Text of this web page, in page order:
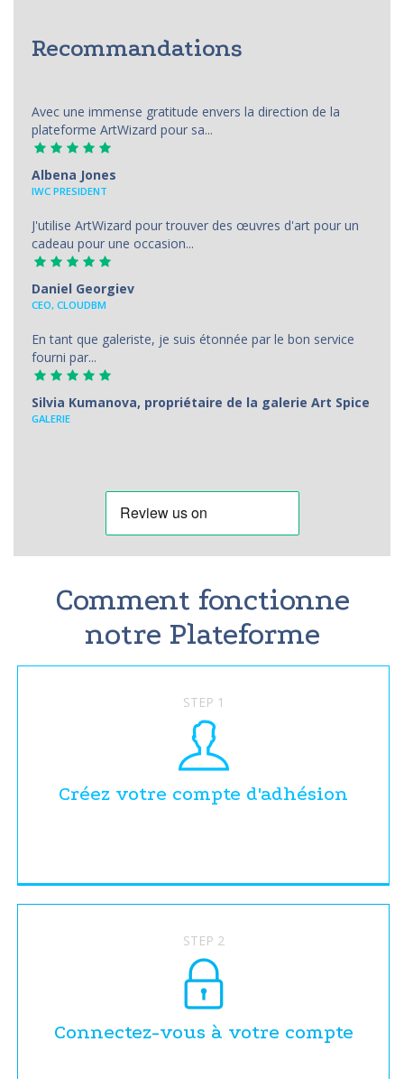
Recommandations
Avec une immense gratitude envers la direction de la
plateforme ArtWizard pour sa...
Albena Jones
IWC PRESIDENT
J'utilise ArtWizard pour trouver des œuvres d'art pour un
cadeau pour une occasion...
Daniel Georgiev
CEO, CLOUDBM
En tant que galeriste, je suis étonnée par le bon service
fourni par...
Silvia Kumanova, propriétaire de la galerie Art Spice
GALERIE
Comment fonctionne
notre Plateforme
STEP 1
Créez votre compte d'adhésion
STEP 2
Connectez-vous à votre compte